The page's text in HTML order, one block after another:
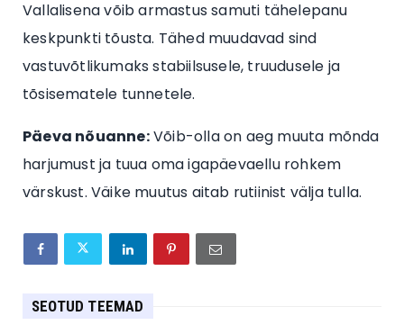
Vallalisena võib armastus samuti tähelepanu
keskpunkti tõusta. Tähed muudavad sind
vastuvõtlikumaks stabiilsusele, truudusele ja
tõsisematele tunnetele.
Päeva nõuanne:Võib-olla on aeg muuta mõnda
harjumust ja tuua oma igapäevaellu rohkem
värskust. Väike muutus aitab rutiinist välja tulla.
SEOTUD TEEMAD